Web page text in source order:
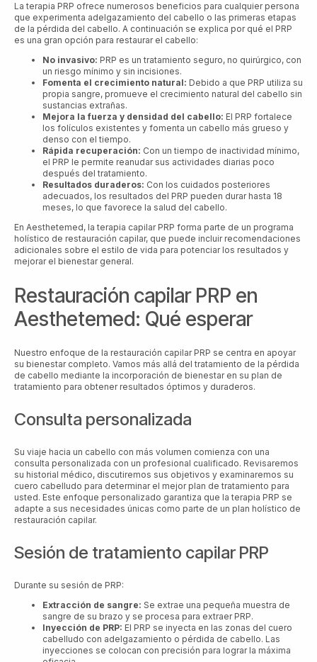
La terapia PRP ofrece numerosos beneficios para cualquier persona
que experimenta adelgazamiento del cabello o las primeras etapas
de la pérdida del cabello. A continuación se explica por qué el PRP
es una gran opción para restaurar el cabello:
No invasivo: PRP es un tratamiento seguro, no quirúrgico, con
un riesgo mínimo y sin incisiones.
Fomenta el crecimiento natural: Debido a que PRP utiliza su
propia sangre, promueve el crecimiento natural del cabello sin
sustancias extrañas.
Mejora la fuerza y densidad del cabello: El PRP fortalece
los folículos existentes y fomenta un cabello más grueso y
denso con el tiempo.
Rápida recuperación: Con un tiempo de inactividad mínimo,
el PRP le permite reanudar sus actividades diarias poco
después del tratamiento.
Resultados duraderos: Con los cuidados posteriores
adecuados, los resultados del PRP pueden durar hasta 18
meses, lo que favorece la salud del cabello.
En Aesthetemed, la terapia capilar PRP forma parte de un programa
holístico de restauración capilar, que puede incluir recomendaciones
adicionales sobre el estilo de vida para potenciar los resultados y
mejorar el bienestar general.
Restauración capilar PRP en
Aesthetemed: Qué esperar
Nuestro enfoque de la restauración capilar PRP se centra en apoyar
su bienestar completo. Vamos más allá del tratamiento de la pérdida
de cabello mediante la incorporación de bienestar en su plan de
tratamiento para obtener resultados óptimos y duraderos.
Consulta personalizada
Su viaje hacia un cabello con más volumen comienza con una
consulta personalizada con un profesional cualificado. Revisaremos
su historial médico, discutiremos sus objetivos y examinaremos su
cuero cabelludo para determinar el mejor plan de tratamiento para
usted. Este enfoque personalizado garantiza que la terapia PRP se
adapte a sus necesidades únicas como parte de un plan holístico de
restauración capilar.
Sesión de tratamiento capilar PRP
Durante su sesión de PRP:
Extracción de sangre: Se extrae una pequeña muestra de
sangre de su brazo y se procesa para extraer PRP.
Inyección de PRP: El PRP se inyecta en las zonas del cuero
cabelludo con adelgazamiento o pérdida de cabello. Las
inyecciones se colocan con precisión para lograr la máxima